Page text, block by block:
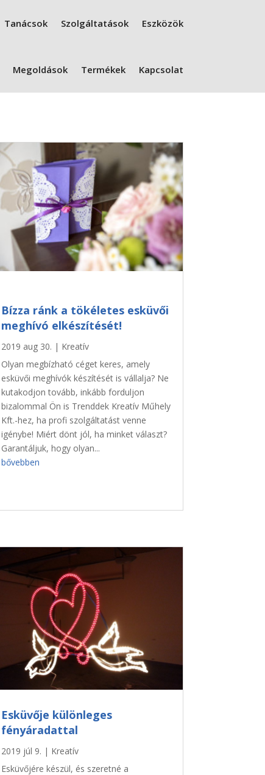
Tanácsok Szolgáltatások Eszközök
Megoldások Termékek Kapcsolat
Bízza ránk a tökéletes esküvői
meghívó elkészítését!
2019 aug 30. | Kreatív
Olyan megbízható céget keres, amely
esküvői meghívók készítését is vállalja? Ne
kutakodjon tovább, inkább forduljon
bizalommal Ön is Trenddek Kreatív Műhely
Kft.-hez, ha profi szolgáltatást venne
igénybe! Miért dönt jól, ha minket választ?
Garantáljuk, hogy olyan...
bővebben
Esküvője különleges
fényáradattal
2019 júl 9. | Kreatív
Esküvőjére készül, és szeretné a